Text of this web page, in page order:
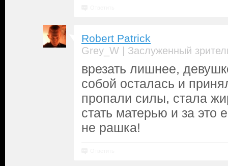
Robert Patrick
Grey_W | Заслуженный
врезать лишнее,
собой осталась и
пропали силы, стала
стать матерью и за это
не рашка!